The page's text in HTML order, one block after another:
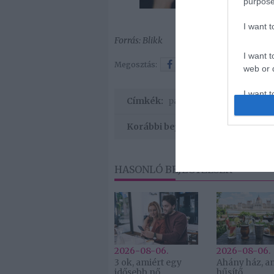
I want
I want
web or
I want
Forrás: Blikk
Megosztás: Twitter
Címkék: párkapcsolat
Korábbi bejegyzések
HASONLÓ BEJEGYZÉSEK
2026-08-06.
3 ok, amiért egy
2026-08-06.
Ahány ház,